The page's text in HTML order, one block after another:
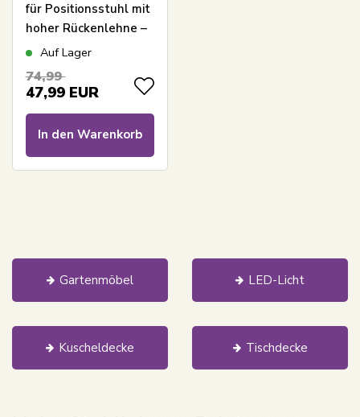
für Positionsstuhl mit
hoher Rückenlehne –
Grünes Kissen mit
Nordstrand Home
Auf Lager
74,99
47,99 EUR
In den Warenkorb
Gartenmöbel LED-Licht
Kuscheldecke Tischdecke